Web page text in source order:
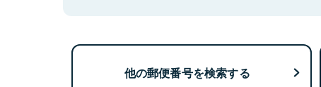
他の郵便番号を検索する